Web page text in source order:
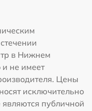
в Нижнем
и не имеет
Цены
исключительно
публичной